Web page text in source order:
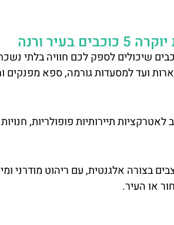
בעיר ורנה
בולגריה, מציעה מגוון רחב של מלונות יוקרה 5 כוכבים שיכולים
ועד למסעדות גורמה, ספא מפנקים
תיירותיות פופולריות,
מרווחים ומעוצבים בצורה אלגנטית, עם ריהוט
או העיר.